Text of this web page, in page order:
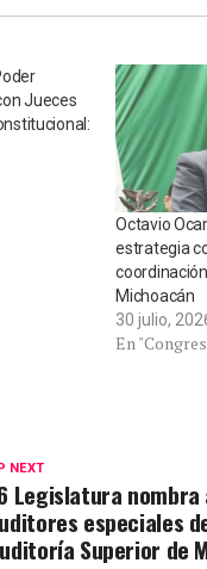
Jueces
Octavio
estrategia
Michoacán
30 julio,
En
NEXT
Legislatura nombra
especiales
Superior de